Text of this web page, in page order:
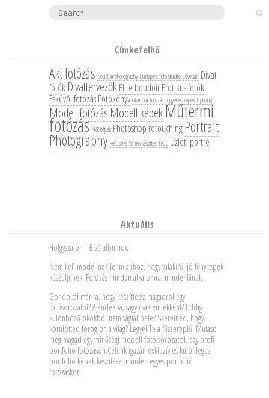
Search
Címkefelhő
Akt fotózás Boudoir photography Budapest fotó stúdió Covergirl Divat
fotókDivattervezőkElite boudoirErotikus fotók
Esküvői fotózásFotókönyv Glamour fotózás Ingyenes képek Lighting
Modell fotózás Modell képekMűtermi
fotózás Női képek Photoshop retouchingPortrait
Photography Retusálás Smink készítés TFCD Üzleti portré
Aktuális
Hölgyszalon | Első albumod.
Nem kell modellnek lenni ahhoz, hogy valakiről jó fényképek
készüljenek. Fotózás minden alkalomra, mindenkinek.
Gondoltál már rá, hogy készíttetsz magadról egy
fotósorozatot? Ajándékba, vagy csak emlékként? Eddig
különböző okokból nem vágtál bele? Szeretnéd, hogy
körülötted forogjon a világ? Legyél Te a főszereplő. Mutasd
meg magad egy minőségi modell fotó sorozattal, egy profi
portfolió fotózáson.Célunk igazán exkluzív és különleges
portfolió képek készítése, minden egyes portfólió
fotózáskor.